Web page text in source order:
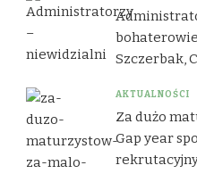
Szczerbak,
AKTUALNOŚCI
Za dużo
Gap year